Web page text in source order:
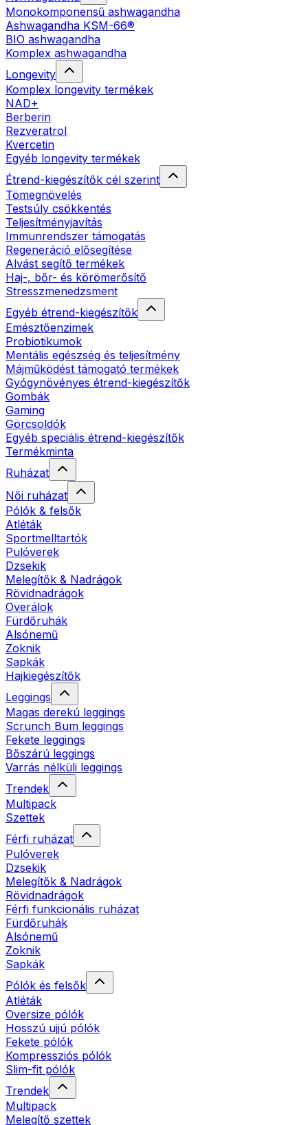
Monokomponensű ashwagandha
Ashwagandha KSM-66®
BIO ashwagandha
Komplex ashwagandha
Longevity
Komplex longevity termékek
NAD+
Berberin
Rezveratrol
Kvercetin
Egyéb longevity termékek
Étrend-kiegészítők cél szerint
Tömegnövelés
Testsúly csökkentés
Teljesítményjavítás
Immunrendszer támogatás
Regeneráció elősegítése
Alvást segítő termékek
Haj-, bőr- és körömerősítő
Stresszmenedzsment
Egyéb étrend-kiegészítők
Emésztőenzimek
Probiotikumok
Mentális egészség és teljesítmény
Májműködést támogató termékek
Gyógynövényes étrend-kiegészítők
Gombák
Gaming
Görcsoldók
Egyéb speciális étrend-kiegészítők
Termékminta
Ruházat
Női ruházat
Pólók & felsők
Atléták
Sportmelltartók
Pulóverek
Dzsekik
Melegítők & Nadrágok
Rövidnadrágok
Overálok
Fürdőruhák
Alsónemű
Zoknik
Sapkák
Hajkiegészítők
Leggings
Magas derekú leggings
Scrunch Bum leggings
Fekete leggings
Bőszárú leggings
Varrás nélküli leggings
Trendek
Multipack
Szettek
Férfi ruházat
Pulóverek
Dzsekik
Melegítők & Nadrágok
Rövidnadrágok
Férfi funkcionális ruházat
Fürdőruhák
Alsónemű
Zoknik
Sapkák
Pólók és felsők
Atléták
Oversize pólók
Hosszú ujjú pólók
Fekete pólók
Kompressziós pólók
Slim-fit pólók
Trendek
Multipack
Melegítő szettek